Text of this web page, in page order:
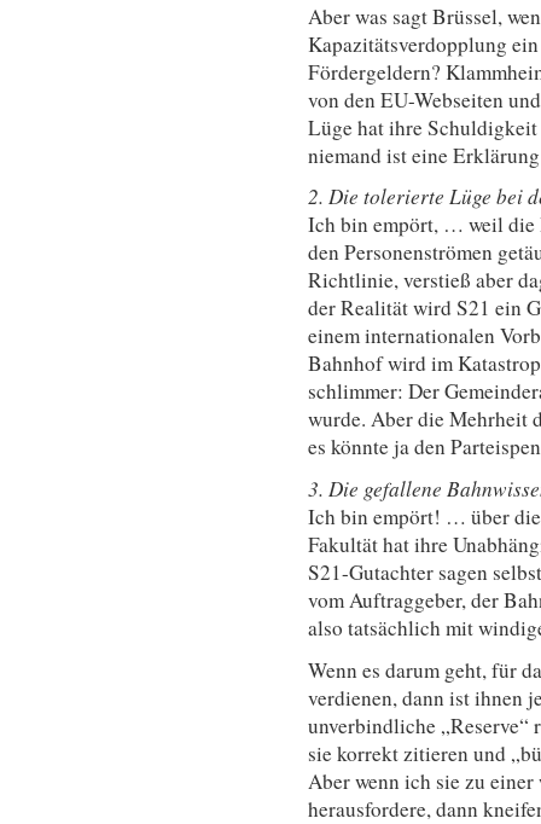
Aber was sagt Brüssel,
Kapazitätsverdopplung
Fördergeldern?
von den EU-Webseiten
Lüge hat ihre
niemand ist eine
2. Die tolerierte Lüge bei
Ich bin empört, … weil die
den Personenströmen
Richtlinie, verstieß aber
der Realität wird S21 ein
einem internationalen
Bahnhof wird im
schlimmer: Der
wurde. Aber die Mehrheit
es könnte ja den
3. Die gefallene
Ich bin empört! … über die
Fakultät hat ihre
S21-Gutachter sagen
vom Auftraggeber, der
also tatsächlich mit
Wenn es darum geht, für
verdienen, dann ist ihnen
unverbindliche
sie korrekt zitieren und
Aber wenn ich sie zu
herausfordere, dann